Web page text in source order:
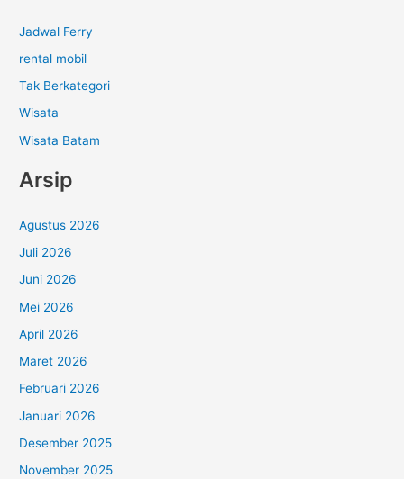
Jadwal Ferry
rental mobil
Tak Berkategori
Wisata
Wisata Batam
Arsip
Agustus 2026
Juli 2026
Juni 2026
Mei 2026
April 2026
Maret 2026
Februari 2026
Januari 2026
Desember 2025
November 2025